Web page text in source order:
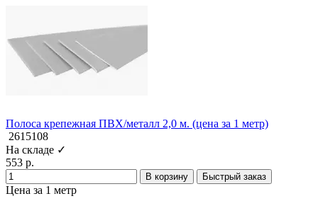
Полоса крепежная ПВХ/металл 2,0 м. (цена за 1 метр)
2615108
На складе ✓
553 р.
В корзину Быстрый заказ
Цена за 1 метр